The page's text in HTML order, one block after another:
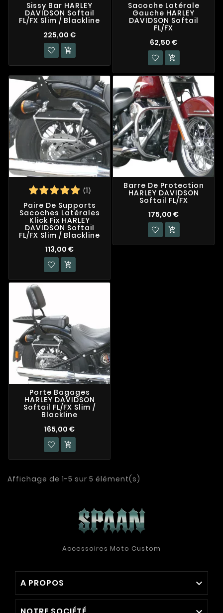
Sissy Bar HARLEY
DAVIDSON Softail
FL/FX Slim / Blackline
225,00 €

Sacoche Latérale
Gauche HARLEY
DAVIDSON Softail
FL/FX
62,50 €

(1)
Paire De Supports
Sacoches Latérales
Klick Fix HARLEY
DAVIDSON Softail
FL/FX Slim / Blackline
113,00 €

Barre De Protection
HARLEY DAVIDSON
Softail FL/FX
175,00 €

Porte Bagages
HARLEY DAVIDSON
Softail FL/FX Slim /
Blackline
165,00 €

Affichage de 1-5 sur 5 élément(s)
Accessoires Moto Custom
A PROPOS 